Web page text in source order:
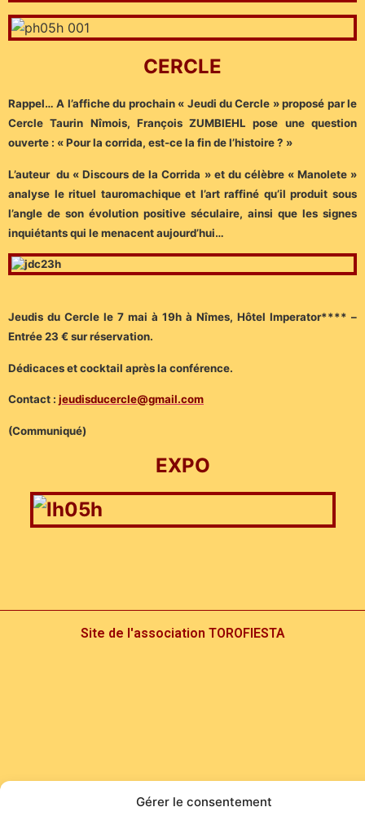
Gérer le consentement
CERCLE
Rappel… A l’affiche du prochain « Jeudi du Cercle » proposé par le
Cercle Taurin Nîmois, François ZUMBIEHL pose une question
ouverte : « Pour la corrida, est-ce la fin de l’histoire ? »
L’auteur du « Discours de la Corrida » et du célèbre « Manolete »
analyse le rituel tauromachique et l’art raffiné qu’il produit sous
l’angle de son évolution positive séculaire, ainsi que les signes
inquiétants qui le menacent aujourd’hui…
Jeudis du Cercle le 7 mai à 19h à Nîmes, Hôtel Imperator**** –
Entrée 23 € sur réservation.
Dédicaces et cocktail après la conférence.
Contact : jeudisducercle@gmail.com
(Communiqué)
EXPO
Site de l'association TOROFIESTA